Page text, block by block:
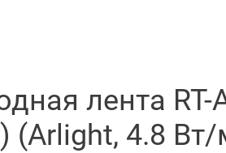
лента
(Arlight, 4.8 Вт/